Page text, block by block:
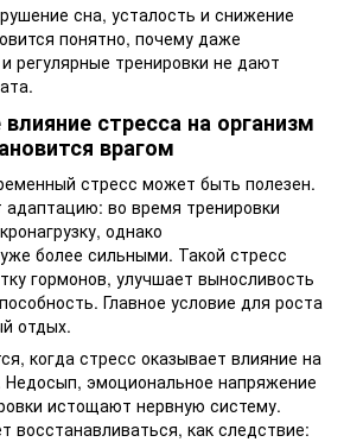
сна, усталость и снижение
понятно, почему даже
регулярные тренировки не дают
стресса на организм
врагом
стресс может быть полезен.
адаптацию: во время тренировки
однако
более сильными. Такой стресс
гормонов, улучшает выносливость
Главное условие для роста
отдых.
когда стресс оказывает влияние на
Недосып, эмоциональное напряжение
истощают нервную систему.
восстанавливаться, как следствие: